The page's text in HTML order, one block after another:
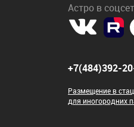
Астро в
+7(484)392-
Размещение в
для иногородних